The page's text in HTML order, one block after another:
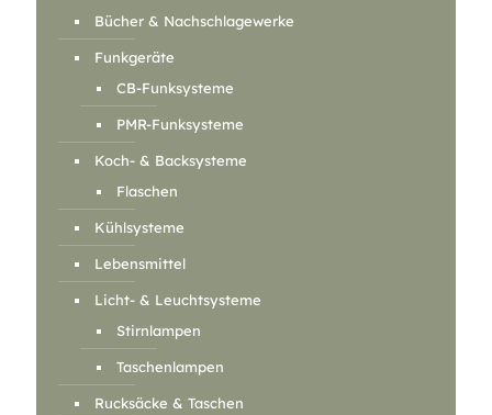
Bücher & Nachschlagewerke
Funkgeräte
CB-Funksysteme
PMR-Funksysteme
Koch- & Backsysteme
Flaschen
Kühlsysteme
Lebensmittel
Licht- & Leuchtsysteme
Stirnlampen
Taschenlampen
Rucksäcke & Taschen